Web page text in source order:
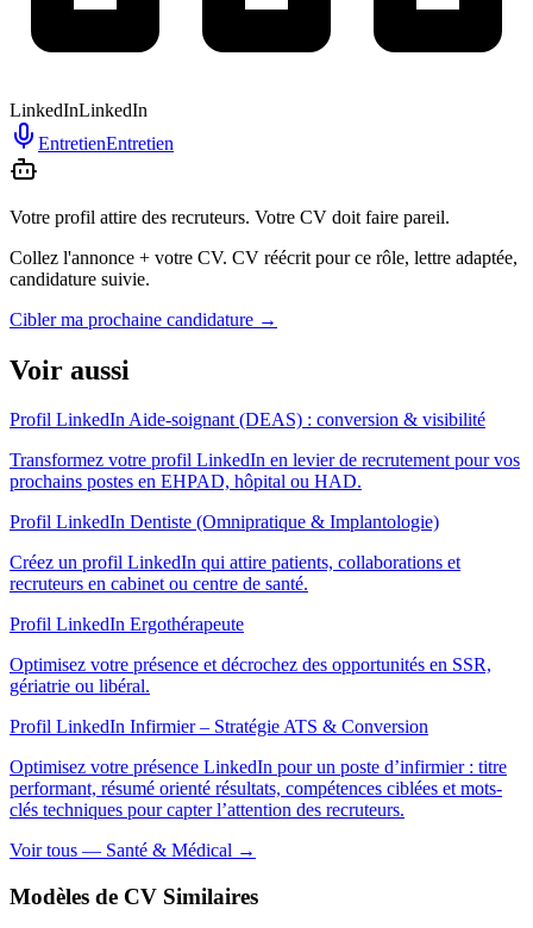
LinkedInLinkedIn
EntretienEntretien
Votre profil attire des recruteurs. Votre CV doit faire pareil.
Collez l'annonce + votre CV. CV réécrit pour ce rôle, lettre adaptée,
candidature suivie.
Cibler ma prochaine candidature →
Voir aussi
Profil LinkedIn Aide-soignant (DEAS) : conversion & visibilité
Transformez votre profil LinkedIn en levier de recrutement pour vos
prochains postes en EHPAD, hôpital ou HAD.
Profil LinkedIn Dentiste (Omnipratique & Implantologie)
Créez un profil LinkedIn qui attire patients, collaborations et
recruteurs en cabinet ou centre de santé.
Profil LinkedIn Ergothérapeute
Optimisez votre présence et décrochez des opportunités en SSR,
gériatrie ou libéral.
Profil LinkedIn Infirmier – Stratégie ATS & Conversion
Optimisez votre présence LinkedIn pour un poste d’infirmier : titre
performant, résumé orienté résultats, compétences ciblées et mots-
clés techniques pour capter l’attention des recruteurs.
Voir tous — Santé & Médical →
Modèles de CV Similaires